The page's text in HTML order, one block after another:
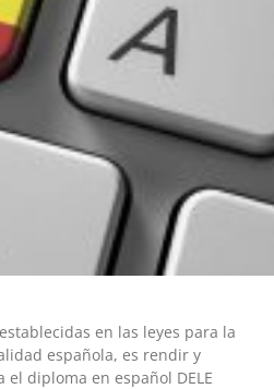
en las leyes para la
española, es rendir y
diploma en español DELE